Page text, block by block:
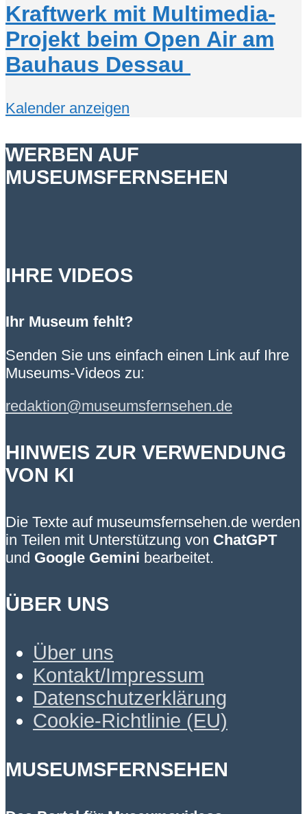
Kraftwerk mit Multimedia-
Projekt beim Open Air am
Bauhaus Dessau
Kalender anzeigen
WERBEN AUF
MUSEUMSFERNSEHEN
IHRE VIDEOS
Ihr Museum fehlt?
Senden Sie uns einfach einen Link auf Ihre
Museums-Videos zu:
redaktion@museumsfernsehen.de
HINWEIS ZUR VERWENDUNG
VON KI
Die Texte auf museumsfernsehen.de werden
in Teilen mit Unterstützung von ChatGPT
und Google Gemini bearbeitet.
ÜBER UNS
Über uns
Kontakt/Impressum
Datenschutzerklärung
Cookie-Richtlinie (EU)
MUSEUMSFERNSEHEN